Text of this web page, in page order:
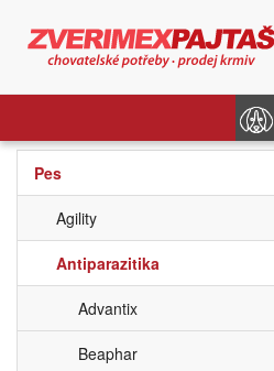
Pes
Agility
Antiparazitika
Advantix
Beaphar